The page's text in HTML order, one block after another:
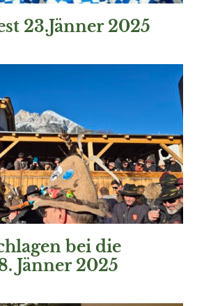
23.Jänner 2025
bei die
Jänner 2025